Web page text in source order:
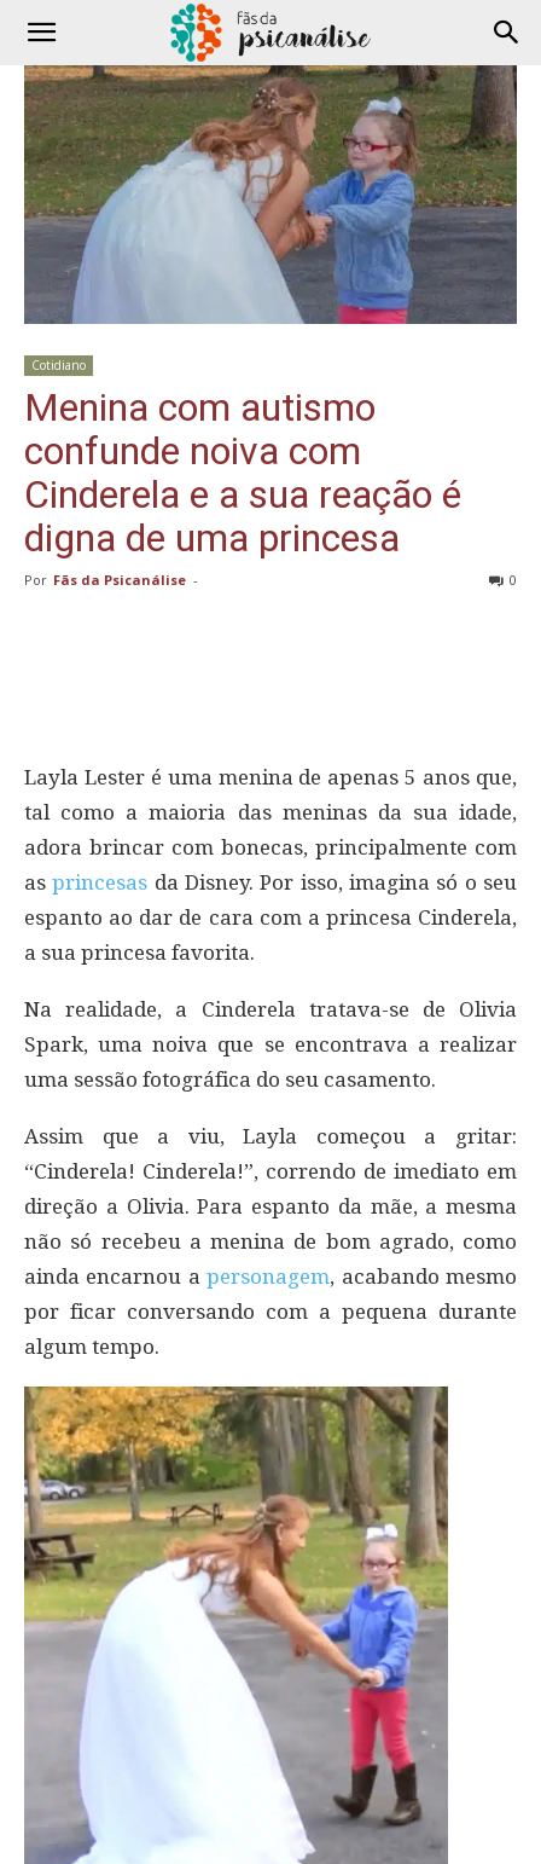
Cotidiano
Menina com autismo
confunde noiva com
Cinderela e a sua reação é
digna de uma princesa
Por Fãs da Psicanálise - 0
Layla Lester é uma menina de apenas 5 anos que,
tal como a maioria das meninas da sua idade,
adora brincar com bonecas, principalmente com
asprincesas da Disney. Por isso, imagina só o seu
espanto ao dar de cara com a princesa Cinderela,
a sua princesa favorita.
Na realidade, a Cinderela tratava-se de Olivia
Spark, uma noiva que se encontrava a realizar
uma sessão fotográfica do seu casamento.
Assim que a viu, Layla começou a gritar:
“Cinderela! Cinderela!”, correndo de imediato em
direção a Olivia. Para espanto da mãe, a mesma
não só recebeu a menina de bom agrado, como
ainda encarnou apersonagem, acabando mesmo
por ficar conversando com a pequena durante
algum tempo.